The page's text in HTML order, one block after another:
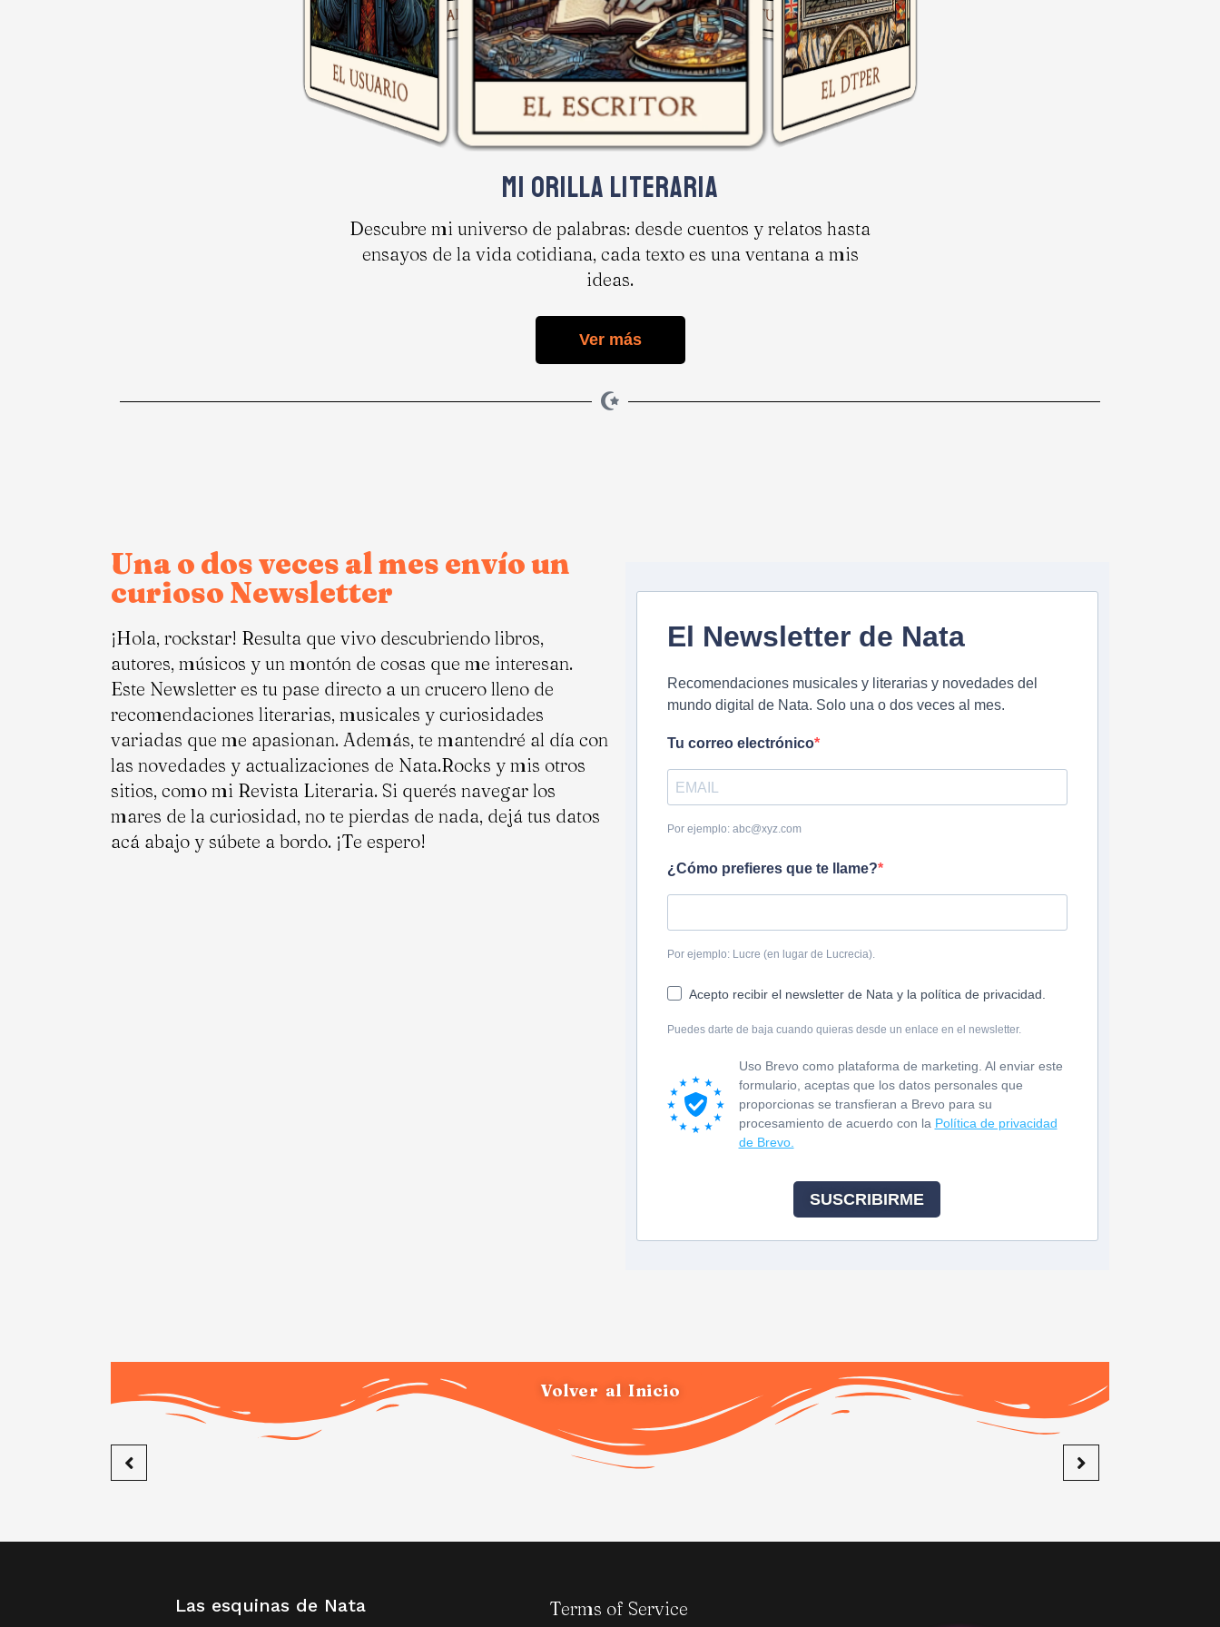
Mi orilla literaria
Descubre mi universo de palabras: desde cuentos y relatos hasta
ensayos de la vida cotidiana, cada texto es una ventana a mis
ideas.
Ver más
Una o dos veces al mes envío un
curioso Newsletter
¡Hola, rockstar! Resulta que vivo descubriendo libros,
autores, músicos y un montón de cosas que me interesan.
Este Newsletter es tu pase directo a un crucero lleno de
recomendaciones literarias, musicales y curiosidades
variadas que me apasionan. Además, te mantendré al día con
las novedades y actualizaciones de Nata.Rocks y mis otros
sitios, como mi Revista Literaria. Si querés navegar los
mares de la curiosidad, no te pierdas de nada, dejá tus datos
acá abajo y súbete a bordo. ¡Te espero!
El Newsletter de Nata
Recomendaciones musicales y literarias y novedades del
mundo digital de Nata. Solo una o dos veces al mes.
Tu correo electrónico
Por ejemplo: abc@xyz.com
¿Cómo prefieres que te llame?
Por ejemplo: Lucre (en lugar de Lucrecia).
Acepto recibir el newsletter de Nata y la política de privacidad.
Puedes darte de baja cuando quieras desde un enlace en el newsletter.
Uso Brevo como plataforma de marketing. Al enviar este
formulario, aceptas que los datos personales que
proporcionas se transfieran a Brevo para su
procesamiento de acuerdo con la Política de privacidad
de Brevo.
SUSCRIBIRME
Volver al Inicio
Las esquinas de Nata
Terms of Service